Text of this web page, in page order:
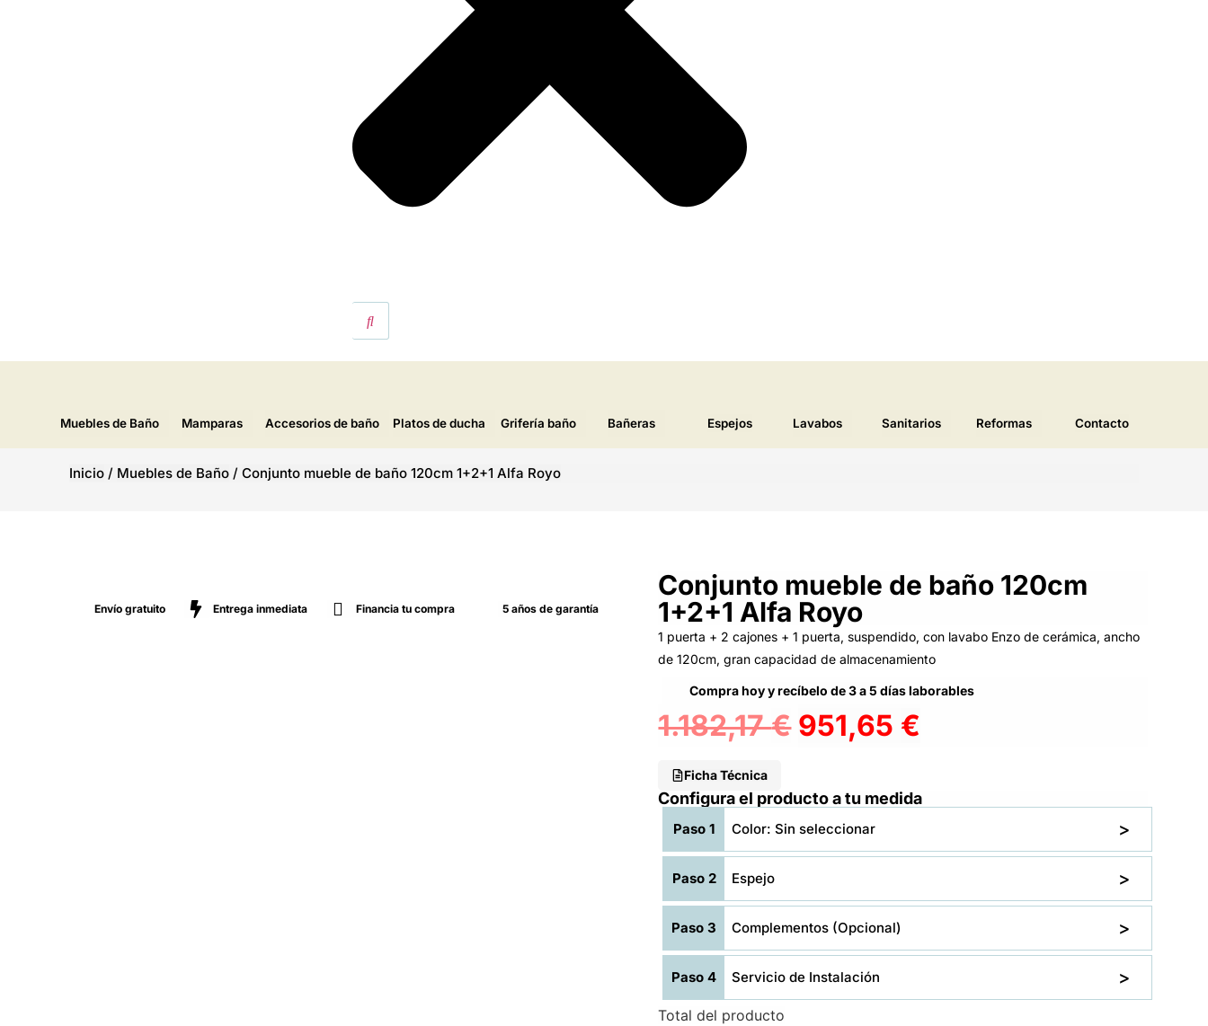
Muebles de Baño Mamparas Accesorios de baño Platos de ducha Grifería baño Bañeras Espejos Lavabos Sanitarios Reformas Contacto
Inicio / Muebles de Baño /Conjunto mueble de baño 120cm 1+2+1 Alfa Royo
Envío gratuito Entrega inmediata Financia tu compra 5 años de garantía
Conjunto mueble de baño 120cm
1+2+1 Alfa Royo
1 puerta + 2 cajones + 1 puerta, suspendido, con lavabo Enzo de cerámica, ancho
de 120cm, gran capacidad de almacenamiento
Compra hoy y recíbelo de 3 a 5 días laborables
1.182,17€ 951,65 €
Ficha Técnica
Configura el producto a tu medida
Paso 1 Color: Sin seleccionar
Paso 2 Espejo
Paso 3 Complementos (Opcional)
Paso 4 Servicio de Instalación
Total del producto